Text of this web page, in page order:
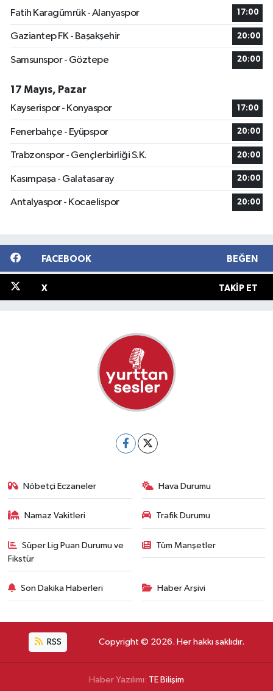
Fatih Karagümrük - Alanyaspor
17:00
Gaziantep FK - Başakşehir 20:00
Samsunspor - Göztepe 20:00
17 Mayıs, Pazar
Kayserispor - Konyaspor
17:00
Fenerbahçe - Eyüpspor 20:00
Trabzonspor - Gençlerbirliği S.K. 20:00
Kasımpaşa - Galatasaray 20:00
Antalyaspor - Kocaelispor 20:00
FACEBOOK BEĞEN
X TAKIP ET
Nöbetçi Eczaneler Hava Durumu
Namaz Vakitleri Trafik Durumu
Süper Lig Puan Durumu ve
Fikstür
Tüm Manşetler
Son Dakika Haberleri Haber Arşivi
RSS Copyright © 2026. Her hakkı saklıdır.
Haber Yazılımı: TE Bilişim